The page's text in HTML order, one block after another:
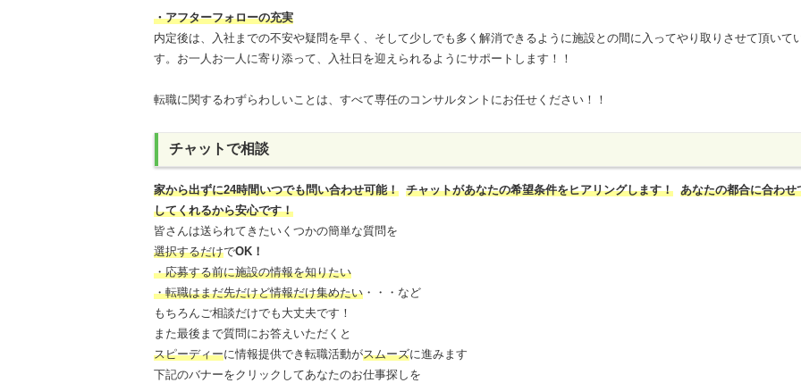
・アフターフォローの充実
内定後は、入社までの不安や疑問を早く、そして少しでも多く解消できるように施設との間に入ってやり取りさせて頂いて
す。お一人お一人に寄り添って、入社日を迎えられるようにサポートします！！
転職に関するわずらわしいことは、すべて専任のコンサルタントにお任せください！！
チャットで相談
家から出ずに24時間いつでも問い合わせ可能！ チャットがあなたの希望条件をヒアリングします！ あなたの都合に合わせ
してくれるから安心です！
皆さんは送られてきたいくつかの簡単な質問を
選択するだけでOK！
・応募する前に施設の情報を知りたい
・転職はまだ先だけど情報だけ集めたい ・・・など
もちろんご相談だけでも大丈夫です！
また最後まで質問にお答えいただくと
スピーディーに情報提供でき 転職活動がスムーズに進みます
下記のバナーをクリックしてあなたのお仕事探しを